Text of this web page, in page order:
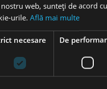
de 1210 lei cu TVA,
pentru o cotație personalizată
de 1210 lei cu TVA,
pentru o cotație personalizată
web, sunteți de acord
urile. Află mai multe
necesare De